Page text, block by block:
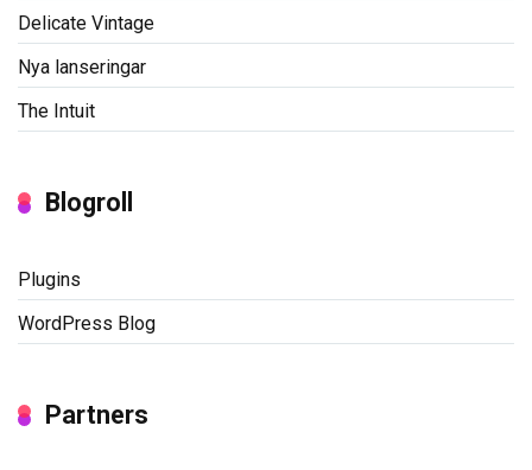
Delicate Vintage
Nya lanseringar
The Intuit
Blogroll
Plugins
WordPress Blog
Partners